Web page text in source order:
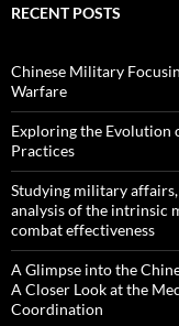
RECENT POSTS
Chinese Military
Warfare
Exploring the Evolution
Practices
Studying military
analysis of the intrinsic
combat effectiveness
A Glimpse into the
A Closer Look at the
Coordination